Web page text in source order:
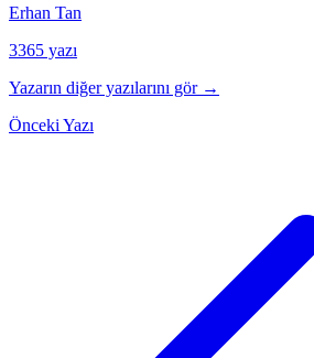
Erhan Tan
3365 yazı
Yazarın diğer yazılarını gör →
Önceki Yazı